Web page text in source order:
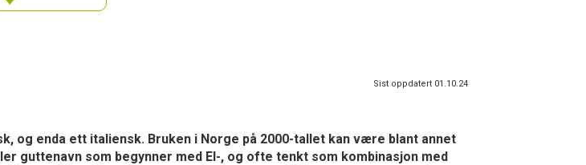
Sist oppdatert 01.10.24
og enda ett italiensk. Bruken i Norge på 2000-tallet kan være blant annet
guttenavn som begynner med El-, og ofte tenkt som kombinasjon med